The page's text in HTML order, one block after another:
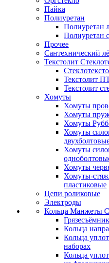
Пайка
Полиуретан
Полиуретан
Полиуретан
Прочее
Сантехнический
Текстолит
Текстолит
Текстолит
Хомуты
Хомуты
Хомуты
Хомуты
Хомуты
Хомуты
Хомуты
Хомуты-
пластиковые
Цепи роликовые
Электроды
Кольца Манжеты
Кольца
Кольца
наборах
Кольца